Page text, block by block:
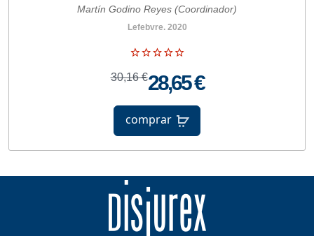
Martín Godino Reyes (Coordinador)
Lefebvre. 2020
30,16 €28,65 €
comprar